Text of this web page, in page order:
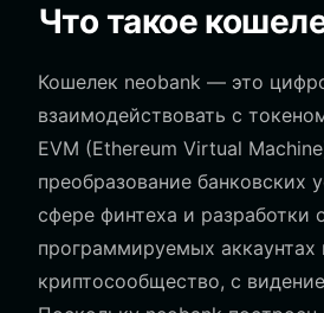
Что такое
Кошелек neobank — это
взаимодействовать с
EVM (Ethereum Virtual
преобразование
сфере финтеха и разработки
программируемых аккаунтах
криптосообщество, с